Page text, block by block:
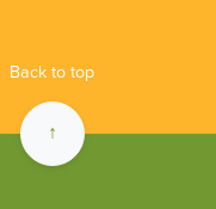
Back to top
↑